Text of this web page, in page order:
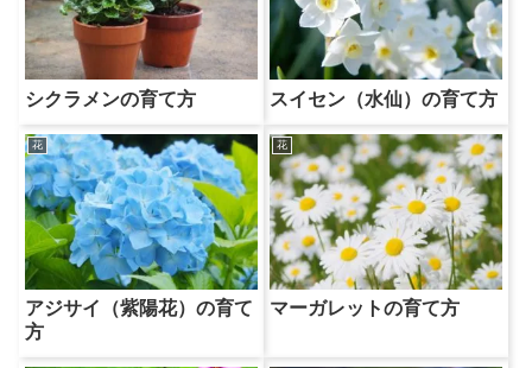
シクラメンの育て方 スイセン（水仙）の育て方
花
アジサイ（紫陽花）の育て
方
花
マーガレットの育て方